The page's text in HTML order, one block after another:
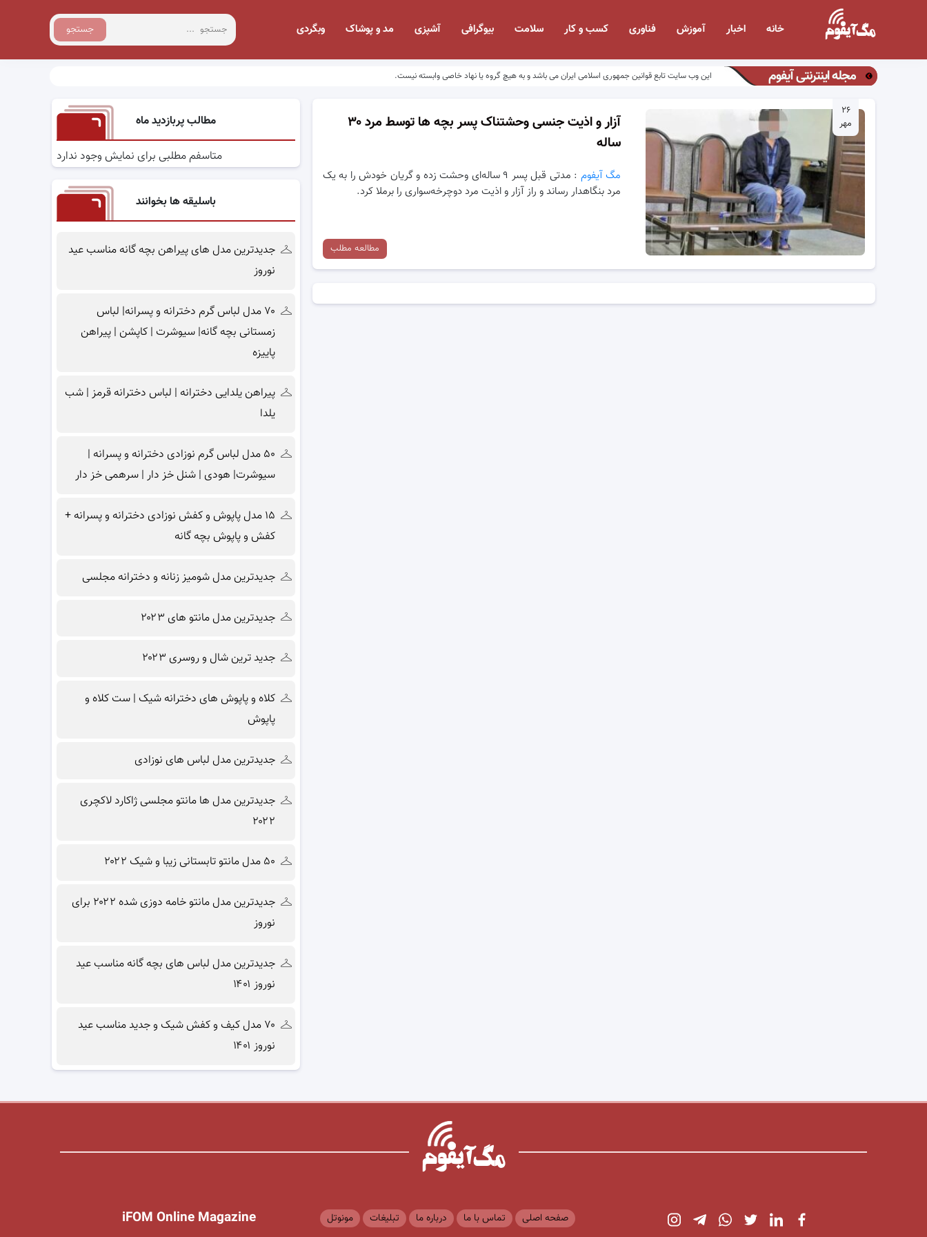
جستجو خانه اخبار آموزش فناوری کسب و کار سلامت بیوگرافی آشپزی مد و پوشاک وبگردی
مجله اینترنتی آیفوم این وب سایت تابع قوانین جمهوری اسلامی ایران می باشد و به هیچ گروه یا نهاد خاصی وابسته نیست.
۲۶
مهر
آزار و اذیت جنسی وحشتناک پسر بچه ها توسط مرد ۳۰
ساله
مگ آیفوم
: مدتی قبل پسر ۹ ساله‌ای وحشت زده و گریان خودش را به یک
مرد بنگاهدار رساند و راز آزار و اذیت مرد دوچرخه‌سواری را برملا کرد.
مطالعه مطلب
مطالب پربازدید ماه
متاسفم مطلبی برای نمایش وجود ندارد
باسلیقه ها بخوانند
جدیدترین مدل های پیراهن بچه گانه مناسب عید
نوروز
۷۰ مدل لباس گرم دخترانه و پسرانه| لباس
زمستانی بچه گانه| سیوشرت | کاپشن | پیراهن
پاییزه
پیراهن یلدایی دخترانه | لباس دخترانه قرمز | شب
یلدا
۵۰ مدل لباس گرم نوزادی دخترانه و پسرانه |
سیوشرت| هودی | شنل خز دار | سرهمی خز دار
۱۵ مدل پاپوش و کفش نوزادی دخترانه و پسرانه +
کفش و پاپوش بچه گانه
جدیدترین مدل شومیز زنانه و دخترانه مجلسی
جدیدترین مدل مانتو های ۲۰۲۳
جدید ترین شال و روسری ۲۰۲۳
کلاه و پاپوش های دخترانه شیک | ست کلاه و
پاپوش
جدیدترین مدل لباس های نوزادی
جدیدترین مدل ها مانتو مجلسی ژاکارد لاکچری
۲۰۲۲
۵۰ مدل مانتو تابستانی زیبا و شیک ۲۰۲۲
جدیدترین مدل مانتو خامه دوزی شده ۲۰۲۲ برای
نوروز
جدیدترین مدل لباس های بچه گانه مناسب عید
نوروز ۱۴۰۱
۷۰ مدل کیف و کفش شیک و جدید مناسب عید
نوروز ۱۴۰۱
iFOM Online Magazine صفحه اصلی تماس با ما درباره ما تبلیغات مونوتل